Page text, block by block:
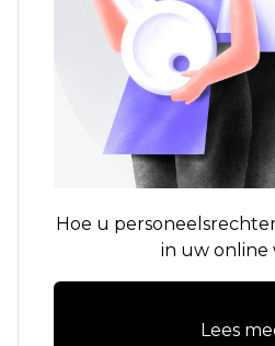
Hoe u
in uw online
Lees